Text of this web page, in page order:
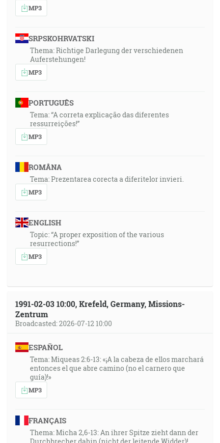
MP3
SRPSKOHRVATSKI
Thema: Richtige Darlegung der verschiedenen
Auferstehungen!
MP3
PORTUGUÊS
Tema: “A correta explicação das diferentes
ressurreições!”
MP3
ROMÂNA
Tema: Prezentarea corecta a diferitelor invieri.
MP3
ENGLISH
Topic: “A proper exposition of the various
resurrections!”
MP3
1991-02-03 10:00, Krefeld, Germany, Missions-
Zentrum
Broadcasted: 2026-07-12 10:00
ESPAÑOL
Tema: Miqueas 2:6-13: «¡A la cabeza de ellos marchará
entonces el que abre camino (no el carnero que
guía)!»
MP3
FRANÇAIS
Thema: Micha 2,6-13: An ihrer Spitze zieht dann der